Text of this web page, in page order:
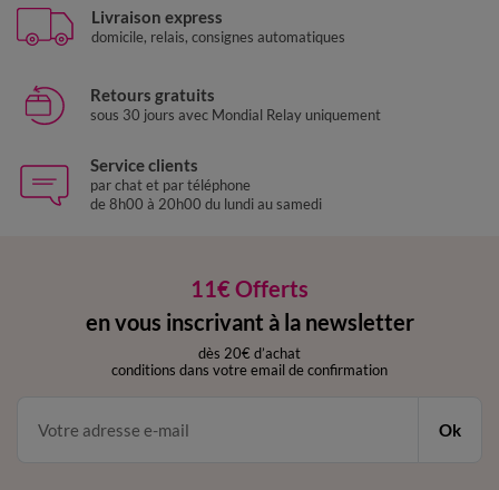
Livraison express
domicile, relais, consignes automatiques
Retours gratuits
sous 30 jours avec Mondial Relay uniquement
Service clients
par chat et par téléphone
de 8h00 à 20h00 du lundi au samedi
11€ Offerts
en vous inscrivant à la newsletter
dès 20€ d’achat
conditions dans votre email de confirmation
Ok